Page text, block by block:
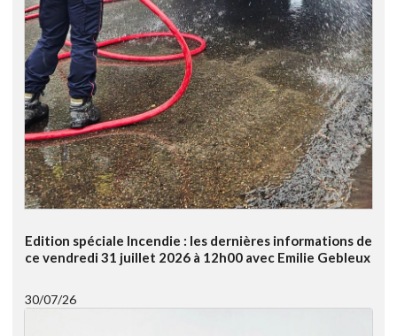
Edition spéciale Incendie : les dernières informations de
ce vendredi 31 juillet 2026 à 12h00 avec Emilie Gebleux
30/07/26